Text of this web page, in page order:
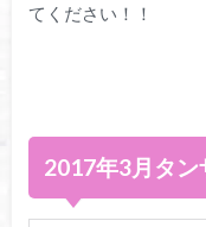
てください！！
2017年3月タ